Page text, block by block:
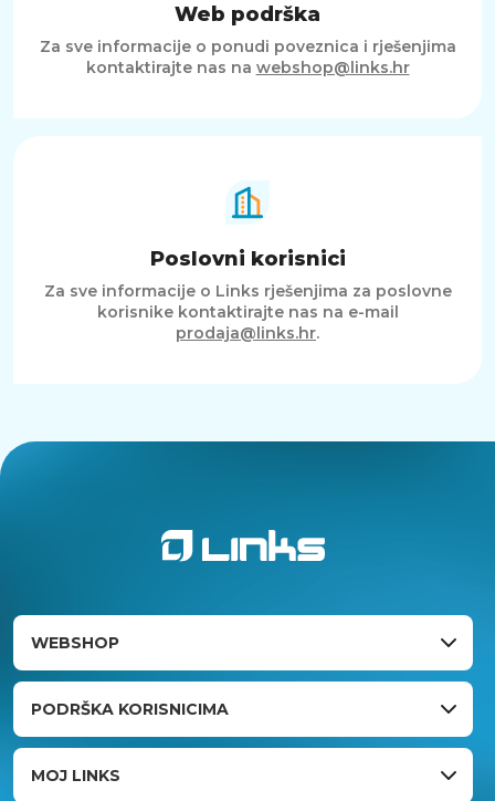
Web podrška
Za sve informacije o ponudi poveznica i rješenjima
kontaktirajte nas na webshop@links.hr
Poslovni korisnici
Za sve informacije o Links rješenjima za poslovne
korisnike kontaktirajte nas na e-mail
prodaja@links.hr.
WEBSHOP
PODRŠKA KORISNICIMA
MOJ LINKS